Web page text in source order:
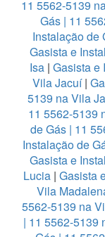
11 5562-5139
Gás | 11
Instalação de
Gasista e
Isa| Gasista e
Vila Jacuí|
5139 na Vila
11 5562-5139
de Gás | 11
Instalação de
Gasista e
Lucia| Gasista
Vila
5562-5139 na
| 11 5562-5139